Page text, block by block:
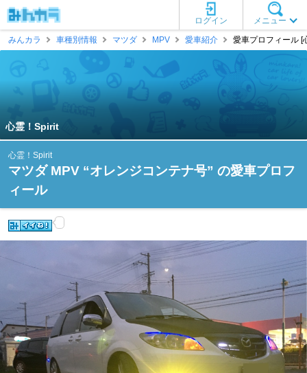
メニュー
ログイン
みんカラ
車種別情報 マツダ MPV 愛車紹介 愛車プロフィール [
心霊！Spirit
心霊！Spirit
マツダ MPV “オレンジコンテナ号” の愛車プロフ
ィール